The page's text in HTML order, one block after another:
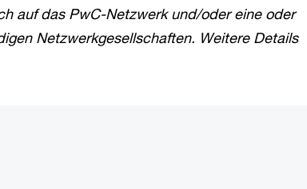
auf das PwC-Netzwerk und/oder eine oder
Netzwerkgesellschaften. Weitere Details